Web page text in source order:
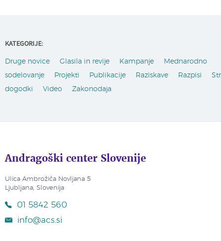
KATEGORIJE:
Druge novice Glasila in revije Kampanje
Mednarodno
sodelovanje
Projekti Publikacije Raziskave Razpisi
dogodki
Video Zakonodaja
Andragoški center Slovenije
Ulica Ambrožiča Novljana 5
Ljubljana, Slovenija
01 5842 560
info@acs.si